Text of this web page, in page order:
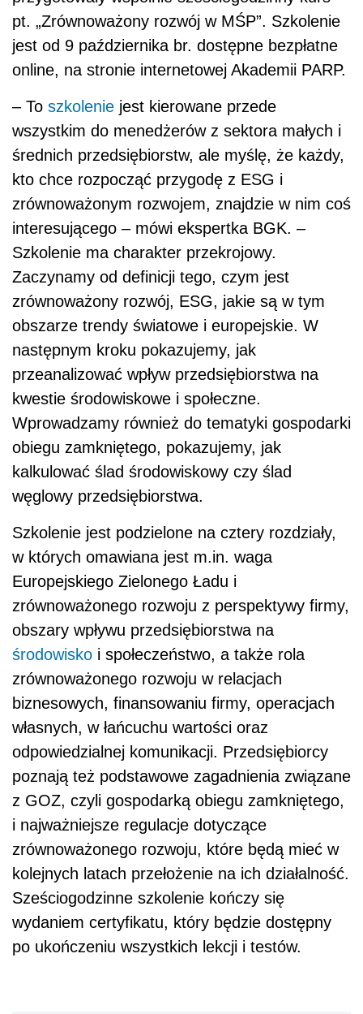
pt. „Zrównoważony rozwój w MŚP”. Szkolenie
jest od 9 października br. dostępne bezpłatne
online, na stronie internetowej Akademii PARP.
– To szkolenie jest kierowane przede
wszystkim do menedżerów z sektora małych i
średnich przedsiębiorstw, ale myślę, że każdy,
kto chce rozpocząć przygodę z ESG i
zrównoważonym rozwojem, znajdzie w nim coś
interesującego – mówi ekspertka BGK. –
Szkolenie ma charakter przekrojowy.
Zaczynamy od definicji tego, czym jest
zrównoważony rozwój, ESG, jakie są w tym
obszarze trendy światowe i europejskie. W
następnym kroku pokazujemy, jak
przeanalizować wpływ przedsiębiorstwa na
kwestie środowiskowe i społeczne.
Wprowadzamy również do tematyki gospodarki
obiegu zamkniętego, pokazujemy, jak
kalkulować ślad środowiskowy czy ślad
węglowy przedsiębiorstwa.
Szkolenie jest podzielone na cztery rozdziały,
w których omawiana jest m.in. waga
Europejskiego Zielonego Ładu i
zrównoważonego rozwoju z perspektywy firmy,
obszary wpływu przedsiębiorstwa na
środowisko i społeczeństwo, a także rola
zrównoważonego rozwoju w relacjach
biznesowych, finansowaniu firmy, operacjach
własnych, w łańcuchu wartości oraz
odpowiedzialnej komunikacji. Przedsiębiorcy
poznają też podstawowe zagadnienia związane
z GOZ, czyli gospodarką obiegu zamkniętego,
i najważniejsze regulacje dotyczące
zrównoważonego rozwoju, które będą mieć w
kolejnych latach przełożenie na ich działalność.
Sześciogodzinne szkolenie kończy się
wydaniem certyfikatu, który będzie dostępny
po ukończeniu wszystkich lekcji i testów.